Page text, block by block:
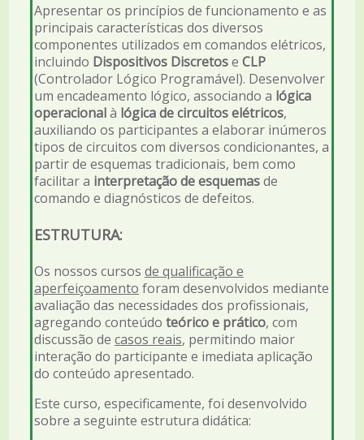
Apresentar os princípios de funcionamento e as
principais características dos diversos
componentes utilizados em comandos elétricos,
incluindo Dispositivos Discretose CLP
(Controlador Lógico Programável). Desenvolver
um encadeamento lógico, associando a lógica
operacionalà lógica de circuitos elétricos,
auxiliando os participantes a elaborar inúmeros
tipos de circuitos com diversos condicionantes, a
partir de esquemas tradicionais, bem como
facilitar a interpretação de esquemasde
comando e diagnósticos de defeitos.
ESTRUTURA:
Os nossos cursos de qualificação e
aperfeiçoamento foram desenvolvidos mediante
avaliação das necessidades dos profissionais,
agregando conteúdo teórico e prático, com
discussão de casos reais, permitindo maior
interação do participante e imediata aplicação
do conteúdo apresentado.
Este curso, especificamente, foi desenvolvido
sobre a seguinte estrutura didática: